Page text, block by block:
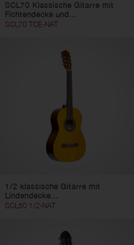
SCL70 Klassische Gitarre mit
Fichtendecke und...
SCL70 TCE-NAT
1/2 klassische Gitarre mit
Lindendecke...
SCL50 1/2-NAT